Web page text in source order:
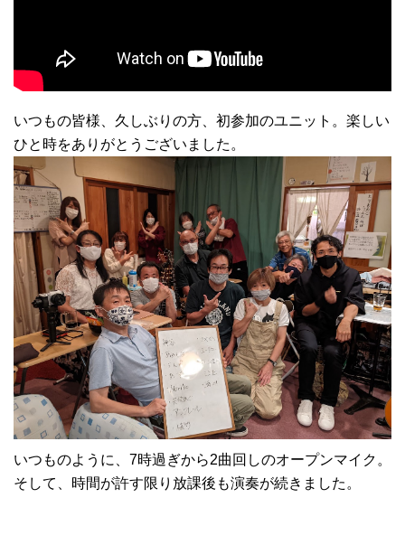
いつもの皆様、久しぶりの方、初参加のユニット。楽しい
ひと時をありがとうございました。
いつものように、7時過ぎから2曲回しのオープンマイク。
そして、時間が許す限り放課後も演奏が続きました。